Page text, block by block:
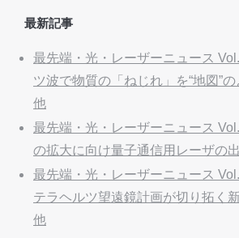
最新記事
最先端・光・レーザーニュース
ツ波で物質の「ねじれ」を“地図”の
他
最先端・光・レーザーニュース
の拡大に向け量子通信用レーザの出
最先端・光・レーザーニュース
テラヘルツ望遠鏡計画が切り拓く
他